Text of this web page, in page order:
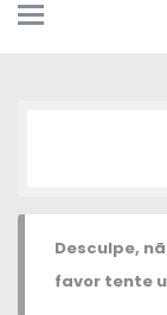
Desculpe,
favor tente